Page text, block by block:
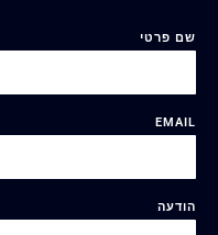
שם פרטי
EMAIL
הודעה